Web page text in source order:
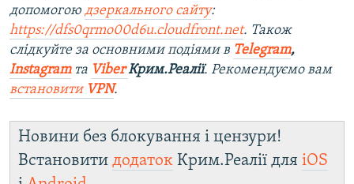
допомогою дзеркального сайту:
https://dfs0qrmo00d6u.cloudfront.net. Також
слідкуйте за основними подіями в Telegram,
Instagramта ViberКрим.Реалії. Рекомендуємо вам
встановити VPN.
Новини без блокування і цензури!
Встановити додаток Крим.Реалії для iOS